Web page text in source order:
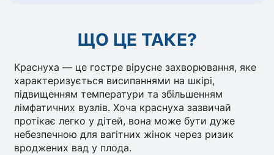
ЩО ЦЕ ТАКЕ?
Краснуха — це гостре вірусне захворювання, яке
характеризується висипаннями на шкірі,
підвищенням температури та збільшенням
лімфатичних вузлів. Хоча краснуха зазвичай
протікає легко у дітей, вона може бути дуже
небезпечною для вагітних жінок через ризик
вроджених вад у плода.